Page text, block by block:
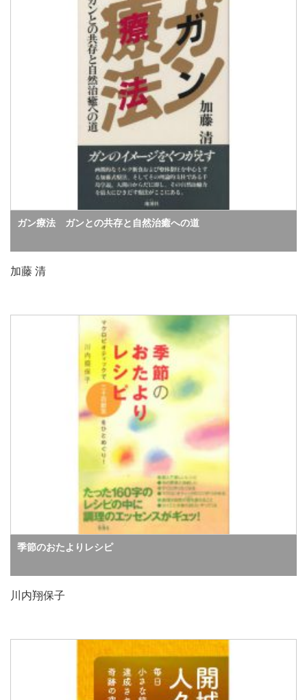
ガン療法 ガンとの共存と自然治癒への道
加藤 清
季節のおたよりレシピ
川内翔保子